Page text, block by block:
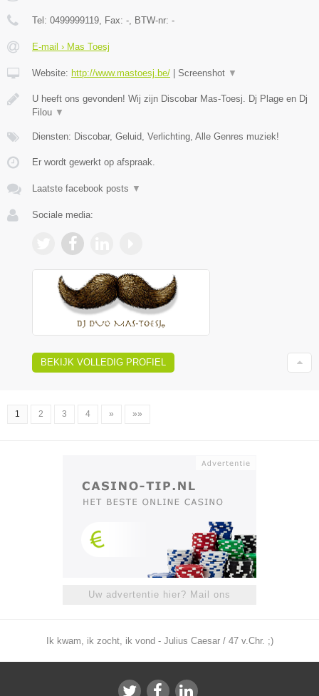
Tel: 0499999119 , Fax: - , BTW-nr: -
E-mail › Mas Toesj
Website: http://www.mastoesj.be/ | Screenshot ▼
U heeft ons gevonden! Wij zijn Discobar Mas-Toesj. Dj Plage en Dj
Filou ▼
Diensten: Discobar, Geluid, Verlichting, Alle Genres muziek!
Er wordt gewerkt op afspraak.
Laatste facebook posts ▼
Sociale media:
BEKIJK VOLLEDIG PROFIEL
1 2 3 4 » »»
Uw advertentie hier? Mail ons
Ik kwam, ik zocht, ik vond - Julius Caesar / 47 v.Chr. ;)